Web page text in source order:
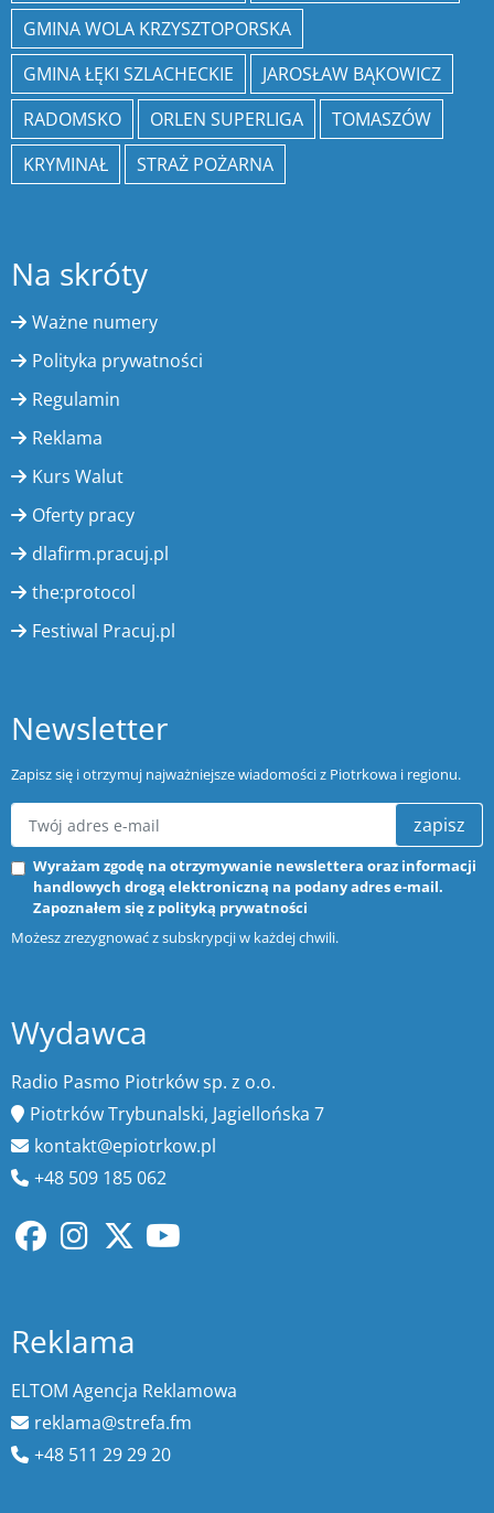
GMINA WOLA KRZYSZTOPORSKA
GMINA ŁĘKI SZLACHECKIE
JAROSŁAW BĄKOWICZ
RADOMSKO
ORLEN SUPERLIGA
TOMASZÓW
KRYMINAŁ
STRAŻ POŻARNA
Na skróty
Ważne numery
Polityka prywatności
Regulamin
Reklama
Kurs Walut
Oferty pracy
dlafirm.pracuj.pl
the:protocol
Festiwal Pracuj.pl
Newsletter
Zapisz się i otrzymuj najważniejsze wiadomości z Piotrkowa i regionu.
zapisz
Wyrażam zgodę na otrzymywanie newslettera oraz informacji
handlowych drogą elektroniczną na podany adres e-mail.
Zapoznałem się z polityką prywatności
Możesz zrezygnować z subskrypcji w każdej chwili.
Wydawca
Radio Pasmo Piotrków sp. z o.o.
Piotrków Trybunalski, Jagiellońska 7
kontakt@epiotrkow.pl
+48 509 185 062
Reklama
ELTOM Agencja Reklamowa
reklama@strefa.fm
+48 511 29 29 20